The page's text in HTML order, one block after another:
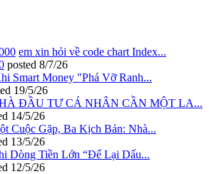
em xin hỏi về code chart Index...
posted 8/7/26
Smart Money "Phá Vỡ Ranh...
19/5/26
ĐẦU TƯ CÁ NHÂN CẦN MỘT LA...
14/5/26
Cuộc Gặp, Ba Kịch Bản: Nhà...
13/5/26
Dòng Tiền Lớn “Để Lại Dấu...
12/5/26